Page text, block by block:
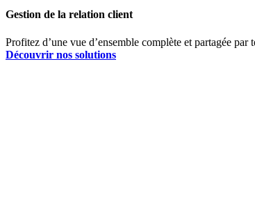
Gestion de la relation client
Profitez d’une vue d’ensemble complète et partagée
Découvrir nos solutions